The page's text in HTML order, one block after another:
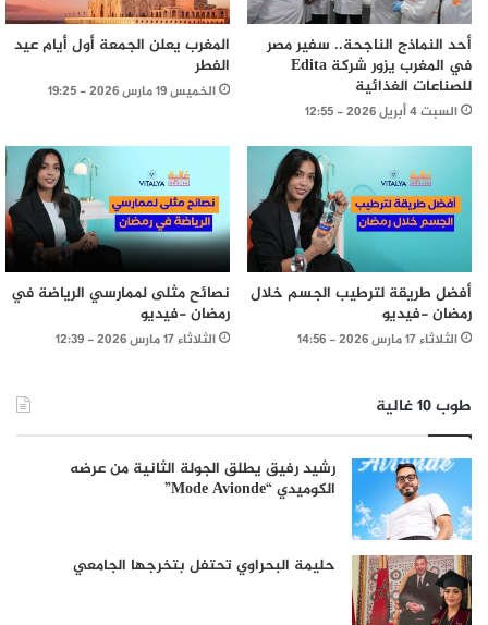
أحد النماذج الناجحة.. سفير مصر
في المغرب يزور شركة Edita
للصناعات الغذائية
السبت 4 أبريل 2026 - 12:55
المغرب يعلن الجمعة أول أيام عيد
الفطر
الخميس 19 مارس 2026 - 19:25
أفضل طريقة لترطيب الجسم خلال
رمضان -فيديو
الثلاثاء 17 مارس 2026 - 14:56
نصائح مثلى لممارسي الرياضة في
رمضان -فيديو
الثلاثاء 17 مارس 2026 - 12:39
طوب 10 غالية
رشيد رفيق يطلق الجولة الثانية من عرضه
الكوميدي “Mode Avionde”
حليمة البحراوي تحتفل بتخرجها الجامعي